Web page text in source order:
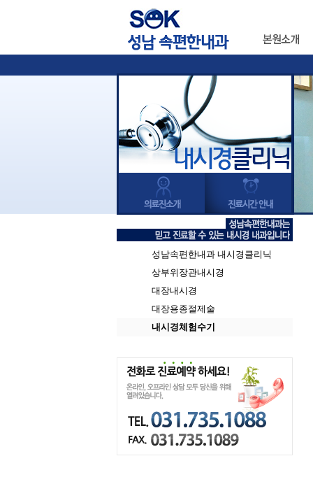
성남속편한내과 내시경클리닉
상부위장관내시경
대장내시경
대장용종절제술
내시경체험수기